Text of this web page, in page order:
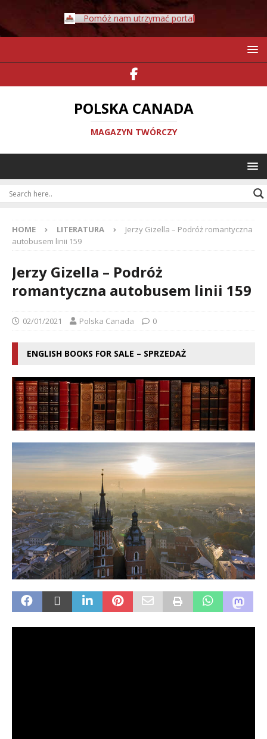
Pomóż nam utrzymać portal
POLSKA CANADA
MAGAZYN TWÓRCZY
HOME LITERATURA
Jerzy Gizella – Podróż romantyczna
autobusem linii 159
Jerzy Gizella – Podróż
romantyczna autobusem linii 159
02/01/2021 Polska Canada 0
ENGLISH BOOKS FOR SALE – SPRZEDAŻ